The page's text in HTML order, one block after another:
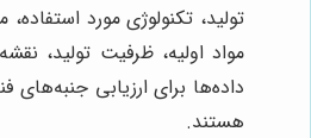
تولید، تکنولوژی مورد
مواد اولیه، ظرفیت تولید،
داده‌ها برای ارزیابی
هستند.